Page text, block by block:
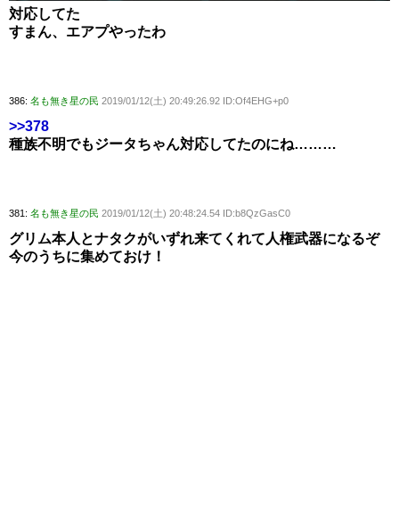
対応してた
すまん、エアプやったわ
386: 名も無き星の民 2019/01/12(土) 20:49:26.92 ID:Of4EHG+p0
>>378
種族不明でもジータちゃん対応してたのにね………
381: 名も無き星の民 2019/01/12(土) 20:48:24.54 ID:b8QzGasC0
グリム本人とナタクがいずれ来てくれて人権武器になるぞ
今のうちに集めておけ！